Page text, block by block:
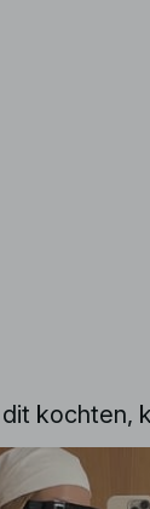
kochten,